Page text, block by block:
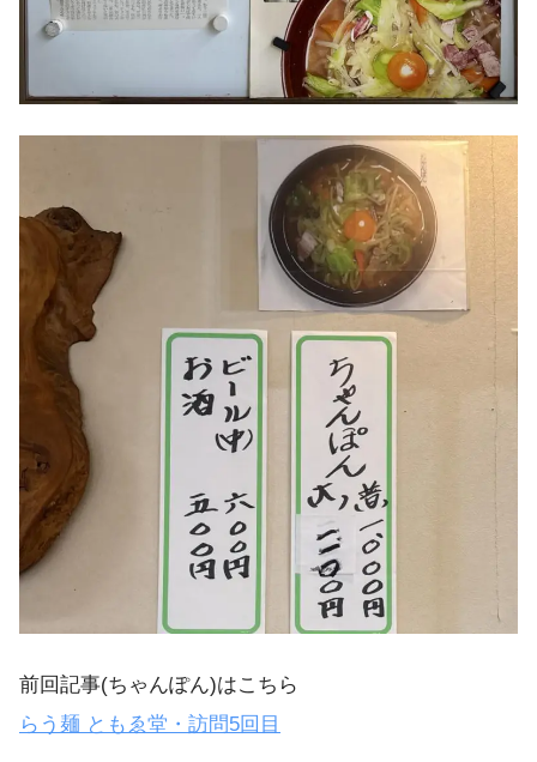
前回記事(ちゃんぽん)はこちら
らう麺 ともゑ堂・訪問5回目